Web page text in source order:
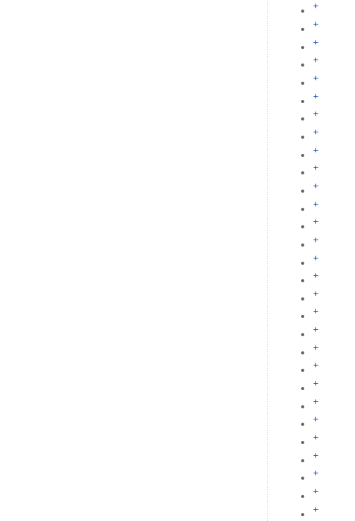
+
+
+
+
+
+
+
+
+
+
+
+
+
+
+
+
+
+
+
+
+
+
+
+
+
+
+
+
+